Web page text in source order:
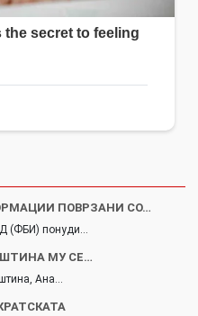
ПОВРЗАНИ СО…
(ФБИ) понуди…
МУ СЕ…
Ана…